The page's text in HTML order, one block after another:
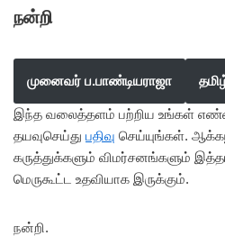
நன்றி
முனைவர் ப.பாண்டியராஜா
இந்த வலைத்தளம் பற்றிய உங்கள்
தயவுசெய்து பதிவு செய்யுங்கள்.
கருத்துக்களும் விமர்சனங்களும்
மெருகூட்ட உதவியாக இருக்கும்.
நன்றி.